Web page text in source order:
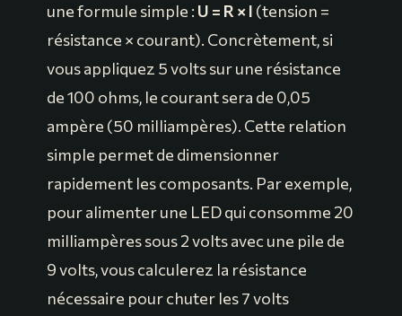
une formule simple : U = R × I (tension =
résistance × courant). Concrètement, si
vous appliquez 5 volts sur une résistance
de 100 ohms, le courant sera de 0,05
ampère (50 milliampères). Cette relation
simple permet de dimensionner
rapidement les composants. Par exemple,
pour alimenter une LED qui consomme 20
milliampères sous 2 volts avec une pile de
9 volts, vous calculerez la résistance
nécessaire pour chuter les 7 volts